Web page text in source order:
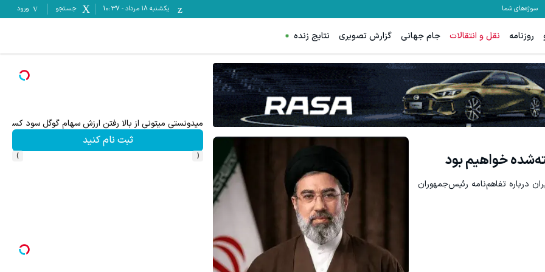
سوژه‌های شما یکشنبه ۱۸ مرداد -
10:37 جستجو ورود
روزنامه نقل و انتقالات جام جهانی گزارش تصویری نتایج زنده
خواهیم بود
درباره تفاهم‌نامه رئیس‌جمهوران
ترید EURUSD با اسپرد از صفر پیپ
ثبت نام کنید
میدونستی میتونی از بالا رفتن ارزش سهام گوگل سود کسب
ثبت نام کنید
‹
›